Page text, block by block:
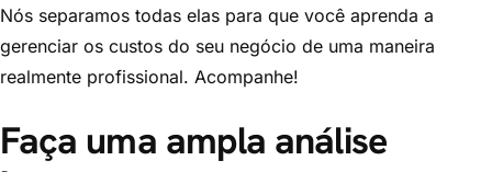
Nós separamos todas elas para que você aprenda a
gerenciar os custos do seu negócio de uma maneira
realmente profissional. Acompanhe!
Faça uma ampla análise